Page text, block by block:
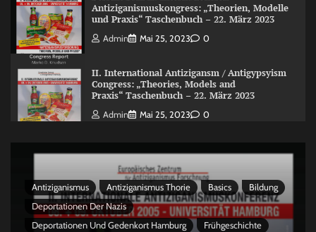
Antiziganismuskongress: „Theorien, Modelle
und Praxis“ Taschenbuch – 22. März 2023
Admin Mai 25, 2023 0
II. International Antizigansm / Antigypsyism
Congress: „Theories, Models and
Praxis“ Taschenbuch – 22. März 2023
Admin Mai 25, 2023 0
Antiziganismus Antiziganismus Thorie Basics
Bildung
Deportationen Der Nazis
Deportationen Und Gedenkort Hamburg
Frühgeschichte